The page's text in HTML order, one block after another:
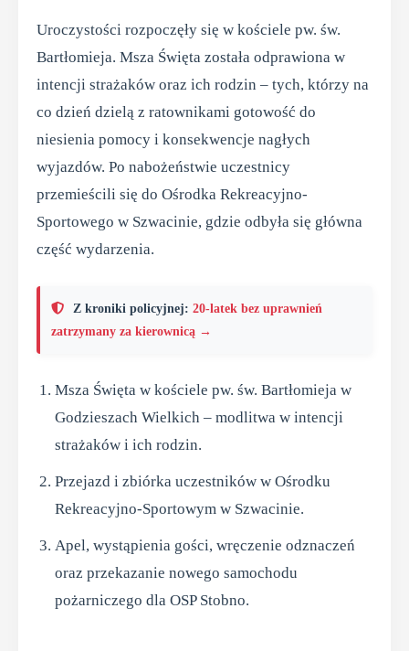
Uroczystości rozpoczęły się w kościele pw. św.
Bartłomieja. Msza Święta została odprawiona w
intencji strażaków oraz ich rodzin – tych, którzy na
co dzień dzielą z ratownikami gotowość do
niesienia pomocy i konsekwencje nagłych
wyjazdów. Po nabożeństwie uczestnicy
przemieścili się do Ośrodka Rekreacyjno-
Sportowego w Szwacinie, gdzie odbyła się główna
część wydarzenia.
Z kroniki policyjnej: 20-latek bez uprawnień
zatrzymany za kierownicą →
Msza Święta w kościele pw. św. Bartłomieja w
Godzieszach Wielkich – modlitwa w intencji
strażaków i ich rodzin.
Przejazd i zbiórka uczestników w Ośrodku
Rekreacyjno-Sportowym w Szwacinie.
Apel, wystąpienia gości, wręczenie odznaczeń
oraz przekazanie nowego samochodu
pożarniczego dla OSP Stobno.